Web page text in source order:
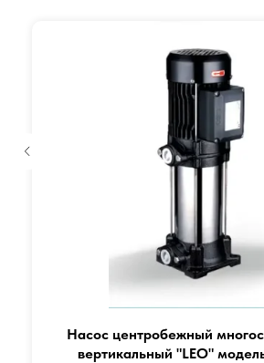
Насос центробежный
вертикальный "LEO"